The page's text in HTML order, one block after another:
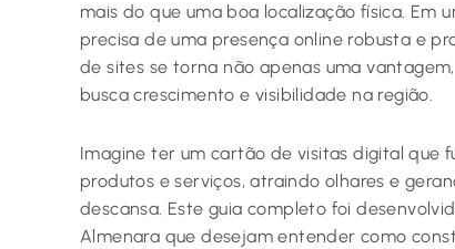
mais do que uma boa localização física. Em
precisa de uma presença online robusta e
de sites se torna não apenas uma
busca crescimento e visibilidade na região.
Imagine ter um cartão de visitas digital que
produtos e serviços, atraindo olhares e
descansa. Este guia completo foi
Almenara que desejam entender como